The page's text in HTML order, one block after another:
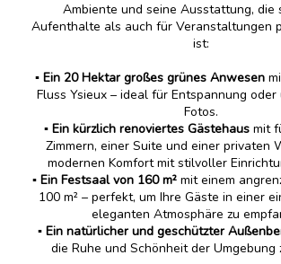
Ambiente und seine Ausstattung, die
Aufenthalte als auch für Veranstaltungen
ist:
▪️ Ein 20 Hektar großes grünes Anwesen
Fluss Ysieux – ideal für Entspannung
Fotos.
▪️ Ein kürzlich renoviertes Gästehausmit
Zimmern, einer Suite und einer privaten
modernen Komfort mit stilvoller
▪️ Ein Festsaal von 160 m² mit einem
100 m² – perfekt, um Ihre Gäste in einer
eleganten Atmosphäre zu
▪️ Ein natürlicher und geschützter
die Ruhe und Schönheit der Umgebung